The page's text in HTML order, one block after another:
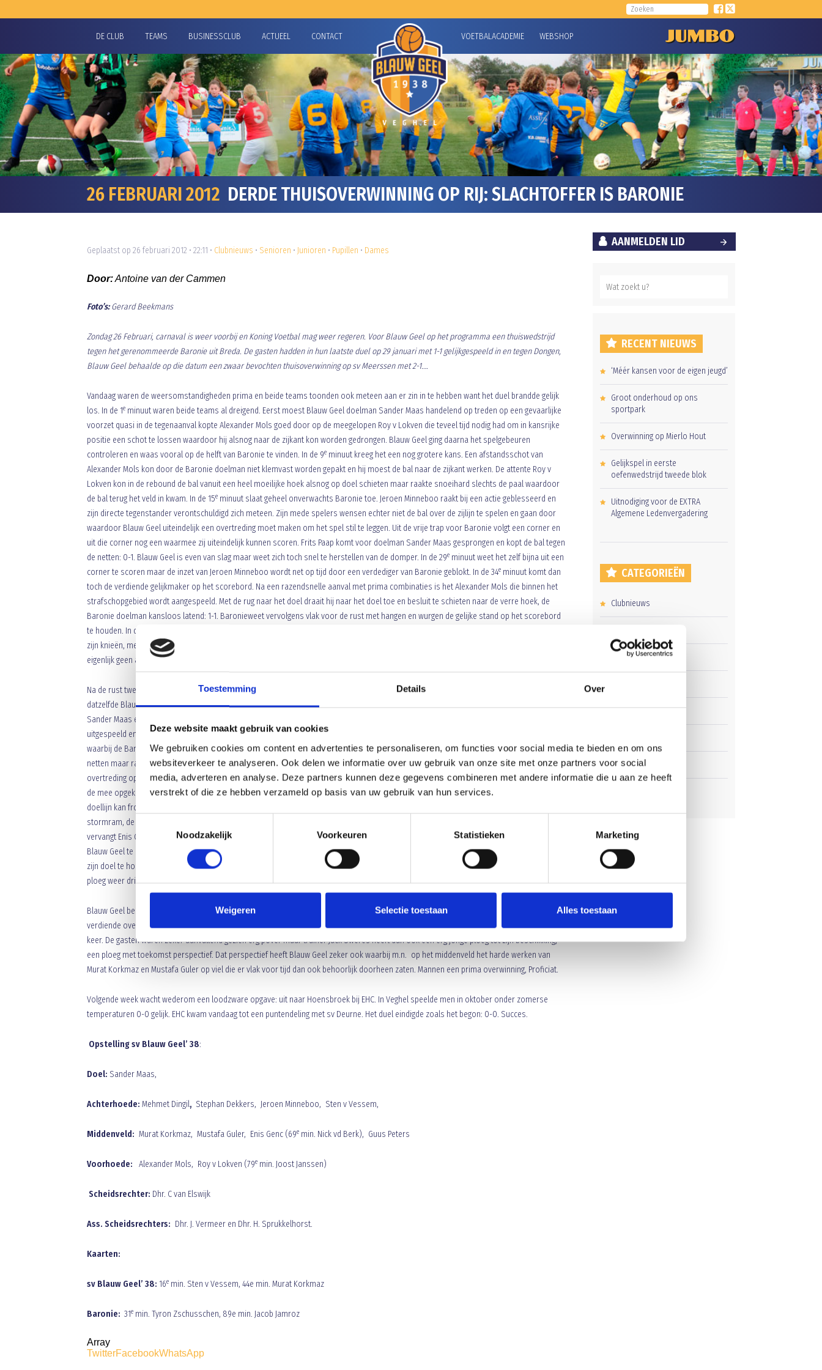
Toestemming Details Over
Deze website maakt gebruik van cookies
We gebruiken cookies om content en advertenties te personaliseren, om functies voor social media te bieden en om ons
websiteverkeer te analyseren. Ook delen we informatie over uw gebruik van onze site met onze partners voor social
media, adverteren en analyse. Deze partners kunnen deze gegevens combineren met andere informatie die u aan ze heeft
verstrekt of die ze hebben verzameld op basis van uw gebruik van hun services.
Noodzakelijk
Voorkeuren Statistieken Marketing
Weigeren Selectie toestaan Alles toestaan
DE CLUB TEAMS BUSINESSCLUB ACTUEEL CONTACT VOETBALACADEMIE WEBSHOP
26 FEBRUARI 2012 DERDE THUISOVERWINNING OP RIJ: SLACHTOFFER IS BARONIE
Geplaatst op 26 februari 2012 • 22:11 • Clubnieuws • Senioren • Junioren • Pupillen • Dames
Door:Antoine van der Cammen
Foto’s:Gerard Beekmans
Zondag 26 Februari, carnaval is weer voorbij en Koning Voetbal mag weer regeren. Voor Blauw Geel op het programma een thuiswedstrijd
tegen het gerenommeerde Baronie uit Breda. De gasten hadden in hun laatste duel op 29 januari met 1-1 gelijkgespeeld in en tegen Dongen,
Blauw Geel behaalde op die datum een zwaar bevochten thuisoverwinning op sv Meerssen met 2-1….
Vandaag waren de weersomstandigheden prima en beide teams toonden ook meteen aan er zin in te hebben want het duel brandde gelijk
los. In de 1e minuut waren beide teams al dreigend. Eerst moest Blauw Geel doelman Sander Maas handelend op treden op een gevaarlijke
voorzet quasi in de tegenaanval kopte Alexander Mols goed door op de meegelopen Roy v Lokven die teveel tijd nodig had om in kansrijke
positie een schot te lossen waardoor hij alsnog naar de zijkant kon worden gedrongen. Blauw Geel ging daarna het spelgebeuren
controleren en waas vooral op de helft van Baronie te vinden. In de 9e minuut kreeg het een nog grotere kans. Een afstandsschot van
Alexander Mols kon door de Baronie doelman niet klemvast worden gepakt en hij moest de bal naar de zijkant werken. De attente Roy v
Lokven kon in de rebound de bal vanuit een heel moeilijke hoek alsnog op doel schieten maar raakte snoeihard slechts de paal waardoor
de bal terug het veld in kwam. In de 15e minuut slaat geheel onverwachts Baronie toe. Jeroen Minneboo raakt bij een actie geblesseerd en
zijn directe tegenstander verontschuldigd zich meteen. Zijn mede spelers wensen echter niet de bal over de zijlijn te spelen en gaan door
waardoor Blauw Geel uiteindelijk een overtreding moet maken om het spel stil te leggen. Uit de vrije trap voor Baronie volgt een corner en
uit die corner nog een waarmee zij uiteindelijk kunnen scoren. Frits Paap komt voor doelman Sander Maas gesprongen en kopt de bal tegen
de netten: 0-1. Blauw Geel is even van slag maar weet zich toch snel te herstellen van de domper. In de 29e minuut weet het zelf bijna uit een
corner te scoren maar de inzet van Jeroen Minneboo wordt net op tijd door een verdediger van Baronie geblokt. In de 34e minuut komt dan
toch de verdiende gelijkmaker op het scorebord. Na een razendsnelle aanval met prima combinaties is het Alexander Mols die binnen het
strafschopgebied wordt aangespeeld. Met de rug naar het doel draait hij naar het doel toe en besluit te schieten naar de verre hoek, de
Baronie doelman kansloos latend: 1-1. Baronieweet vervolgens vlak voor de rust met hangen en wurgen de gelijke stand op het scorebord
te houden. In de 44
zijn knieën, meer per ongeluk dan voorzien, te redden. Een minuut later is het weer uit een corner, ditmaal van Murat Korkmaz, dat Baronie
eigenlijk geen antwoord heeft maar heeft men geluk dat Roy v Lokven rakelings over de lat mikt. Rust: 1-1.
Na de rust twee ongewijzigde teams en ook een ongewijzigd spelbeeld: Blauw Geel bepaalt hoofdzakelijk dat spelbeeld. Toch kruipt
datzelfde Blauw Geel in de 50 en vooral 51 minuut door het oog van de naald. Eerst is er een uitbraak van Baronie waarbij uiteindelijk
Sander Maas e inzet kan pakken, daarna volgt een nog grotere kans voor de gasten. Jeroen Minneboo wordt aan de zijlijnwel erg simpel
uitgespeeld en zijn tegenstander kan zo op het doel af. De inzet verdwijnt tussen de benen van doelman Sander Maas door richting het doel
waarbij de Baronie aanhang, de baronnen en baronessen op de tribune al opveren. Gelukkig voor Blauw Geel gaat die bal niet tegen de
netten maar rakelings voorlangs de tweede paal over de achterlijn. In de 63eminuut komt de voorsprong voor Blauw Geel. Na een
overtreding op Murat Korkmaz krijgt Blauw Geel op de linkerflank een vrije trap. Mustafa Guler stuurt de bal richting de tweede paal waarbij
de mee opgekomen Stephan Dekkers erg attent is en de bal in twee instanties voorbij de op de grond liggende Baronie doelman over de
doellijn kan frommelen: 2-1. Lange tijd gebeurd er voor beide doelen niet veel meer. Baronie trainer Jack Sweres brengt o.a. nog zijn
stormram, de 37
vervangt Enis Genc (69
min.) en Joost Janssen vervangt Roy v Lokven (79emin). Vlak voor die laatste wissel is er nog een grote kans voor
Blauw Geel te zien want uit een goede voorzet van Nick vd Berk kopt Roy v Lokven prima op doel en weet de doelman de bal via de paal uit
zijn doel te houden. Baronie weet niets gevaarlijks meer te produceren en de Blauw Geel defensie blijft gemakkelijk overeind waardoor de
ploeg weer drie punten mag bijschrijven.
Blauw Geel behaald de derde thuisoverwinning op een rij en steekt de gasten van deze middag op de ranglijst voorbij. Het was een
verdiende overwinning. Blauw Geel bepaalde over grote delen van de wedstrijd het gebeuren was het meest dreigend en scoorde ook twee
keer. De gasten waren zeker aanvallend gezien erg pover maar trainer Jack Sweres heeft dan ook een erg jonge ploeg tot zijn beschikking,
een ploeg met toekomst perspectief. Dat perspectief heeft Blauw Geel zeker ook waarbij m.n. op het middenveld het harde werken van
Murat Korkmaz en Mustafa Guler op viel die er vlak voor tijd dan ook behoorlijk doorheen zaten. Mannen een prima overwinning, Proficiat.
Volgende week wacht wederom een loodzware opgave: uit naar Hoensbroek bij EHC. In Veghel speelde men in oktober onder zomerse
temperaturen 0-0 gelijk. EHC kwam vandaag tot een puntendeling met sv Deurne. Het duel eindigde zoals het begon: 0-0. Succes.
Opstelling sv Blauw Geel’ 38:
Doel: Sander Maas,
Achterhoede: Mehmet Dingil, Stephan Dekkers, Jeroen Minneboo, Sten v Vessem,
Middenveld: Murat Korkmaz, Mustafa Guler, Enis Genc (69e min. Nick vd Berk), Guus Peters
Voorhoede: Alexander Mols, Roy v Lokven (79e min. Joost Janssen)
Scheidsrechter: Dhr. C van Elswijk
Ass. Scheidsrechters: Dhr. J. Vermeer en Dhr. H. Sprukkelhorst.
Kaarten:
sv Blauw Geel’ 38: 16e min. Sten v Vessem, 44e min. Murat Korkmaz
Baronie: 31e min. Tyron Zschusschen, 89e min. Jacob Jamroz
Array
TwitterFacebookWhatsApp
AANMELDEN LID
RECENT NIEUWS
‘Méér kansen voor de eigen jeugd’
Groot onderhoud op ons
sportpark
Overwinning op Mierlo Hout
Gelijkspel in eerste
oefenwedstrijd tweede blok
Uitnodiging voor de EXTRA
Algemene Ledenvergadering
CATEGORIEËN
Clubnieuws
Junioren
Dames
Zaterdag